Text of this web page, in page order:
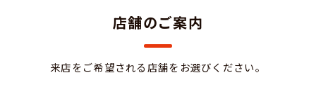
店舗のご案内
来店をご希望される店舗をお選びください。